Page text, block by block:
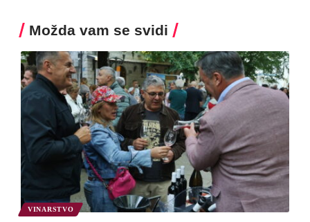
Možda vam se svidi
VINARSTVO